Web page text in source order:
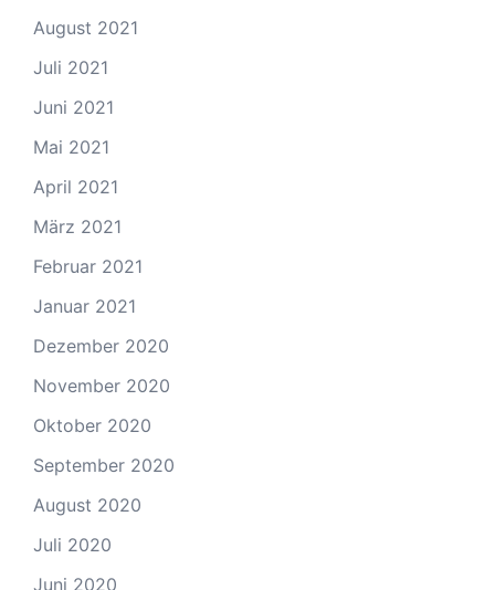
August 2021
Juli 2021
Juni 2021
Mai 2021
April 2021
März 2021
Februar 2021
Januar 2021
Dezember 2020
November 2020
Oktober 2020
September 2020
August 2020
Juli 2020
Juni 2020